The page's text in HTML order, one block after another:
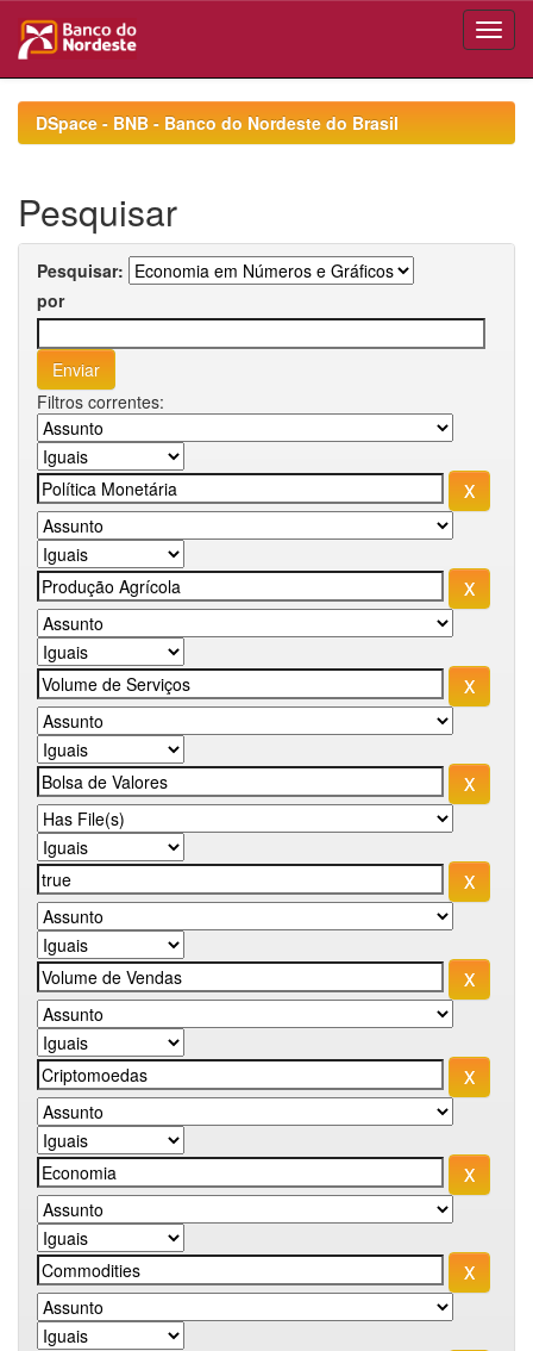
navigationDSpace - BNB - Banco do Nordeste do Brasil
Pesquisar
Pesquisar:
por
Filtros correntes: